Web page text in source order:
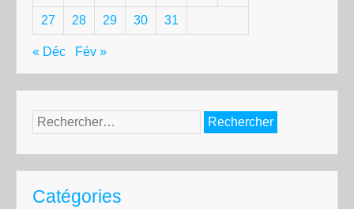
27 28 29 30 31
« Déc Fév »
Rechercher :
Catégories